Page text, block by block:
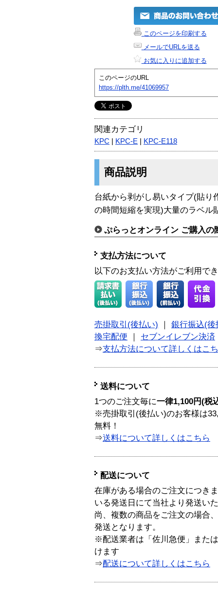
このページを印刷する
メールでURLを送る
お気に入りに追加する
このページのURL
https://plth.me/41069957
関連カテゴリ
KPC KPC-E KPC-E118
商品説明
台紙から剥がし易いタイプ(貼り
の時間短縮を実現)大量のラベル
ぷらっとオンライン ご購入の
支払方法について
以下のお支払い方法がご利用で
売掛取引(後払い)
銀行振込(後
換宅配便
セブンイレブン決済
⇒支払方法について詳しくはこ
送料について
1つのご注文毎に一律1,100円(税
※売掛取引(後払い)のお客様は
無料！
⇒送料について詳しくはこちら
配送について
在庫がある場合のご注文につき
いる発送日にて当社より発送い
尚、複数の商品をご注文の場合
発送となります。
※配送業者は「佐川急便」また
けます
⇒配送について詳しくはこちら